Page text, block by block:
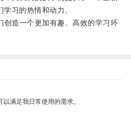
习的热情和动力。
造一个更加有趣、高效的学习环
满足我日常使用的需求。